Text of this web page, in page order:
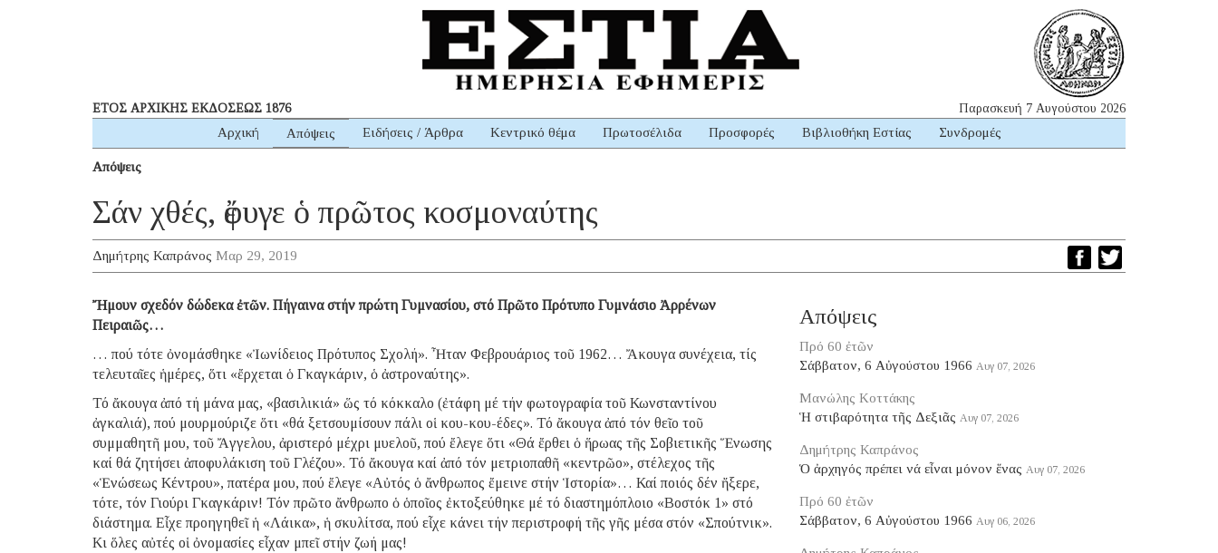
ΕΤΟΣ ΑΡΧΙΚΗΣ ΕΚΔΟΣΕΩΣ 1876 Παρασκευή 7 Αυγούστου 2026
Αρχική Απόψεις Ειδήσεις / Άρθρα Κεντρικό θέμα Πρωτοσέλιδα Προσφορές Βιβλιοθήκη Εστίας Συνδρομές
Απόψεις
Σάν χθές, ἔφυγε ὁ πρῶτος κοσμοναύτης
Δημήτρης Καπράνος Μαρ 29, 2019
Ἤμουν σχεδόν δώδεκα ἐτῶν. Πήγαινα στήν πρώτη Γυμνασίου, στό Πρῶτο Πρότυπο Γυμνάσιο Ἀρρένων
Πειραιῶς…
… πού τότε ὀνομάσθηκε «Ἰωνίδειος Πρότυπος Σχολή». Ἦταν Φεβρουάριος τοῦ 1962… Ἄκουγα συνέχεια, τίς
τελευταῖες ἡμέρες, ὅτι «ἔρχεται ὁ Γκαγκάριν, ὁ ἀστροναύτης».
Τό ἄκουγα ἀπό τή μάνα μας, «βασιλικιά» ὥς τό κόκκαλο (ἐτάφη μέ τήν φωτογραφία τοῦ Κωνσταντίνου
ἀγκαλιά), πού μουρμούριζε ὅτι «θά ξετσουμίσουν πάλι οἱ κου-κου-έδες». Τό ἄκουγα ἀπό τόν θεῖο τοῦ
συμμαθητῆ μου, τοῦ Ἄγγελου, ἀριστερό μέχρι μυελοῦ, πού ἔλεγε ὅτι «Θά ἔρθει ὁ ἥρωας τῆς Σοβιετικῆς Ἕνωσης
καί θά ζητήσει ἀποφυλάκιση τοῦ Γλέζου». Τό ἄκουγα καί ἀπό τόν μετριοπαθῆ «κεντρῶο», στέλεχος τῆς
«Ἑνώσεως Κέντρου», πατέρα μου, πού ἔλεγε «Αὐτός ὁ ἄνθρωπος ἔμεινε στήν Ἱστορία»… Καί ποιός δέν ἤξερε,
τότε, τόν Γιούρι Γκαγκάριν! Τόν πρῶτο ἄνθρωπο ὁ ὁποῖος ἐκτοξεύθηκε μέ τό διαστημόπλοιο «Βοστόκ 1» στό
διάστημα. Εἶχε προηγηθεῖ ἡ «Λάικα», ἡ σκυλίτσα, πού εἶχε κάνει τήν περιστροφή τῆς γῆς μέσα στόν «Σπούτνικ».
Κι ὅλες αὐτές οἱ ὀνομασίες εἶχαν μπεῖ στήν ζωή μας!
Απόψεις
Πρό 60 ἐτῶν
Σάββατον, 6 Αὐγούστου 1966 Αυγ 07, 2026
Μανώλης Κοττάκης
Ἡ στιβαρότητα τῆς Δεξιᾶς Αυγ 07, 2026
Δημήτρης Καπράνος
Ὁ ἀρχηγός πρέπει νά εἶναι μόνον ἕνας Αυγ 07, 2026
Πρό 60 ἐτῶν
Σάββατον, 6 Αὐγούστου 1966 Αυγ 06, 2026